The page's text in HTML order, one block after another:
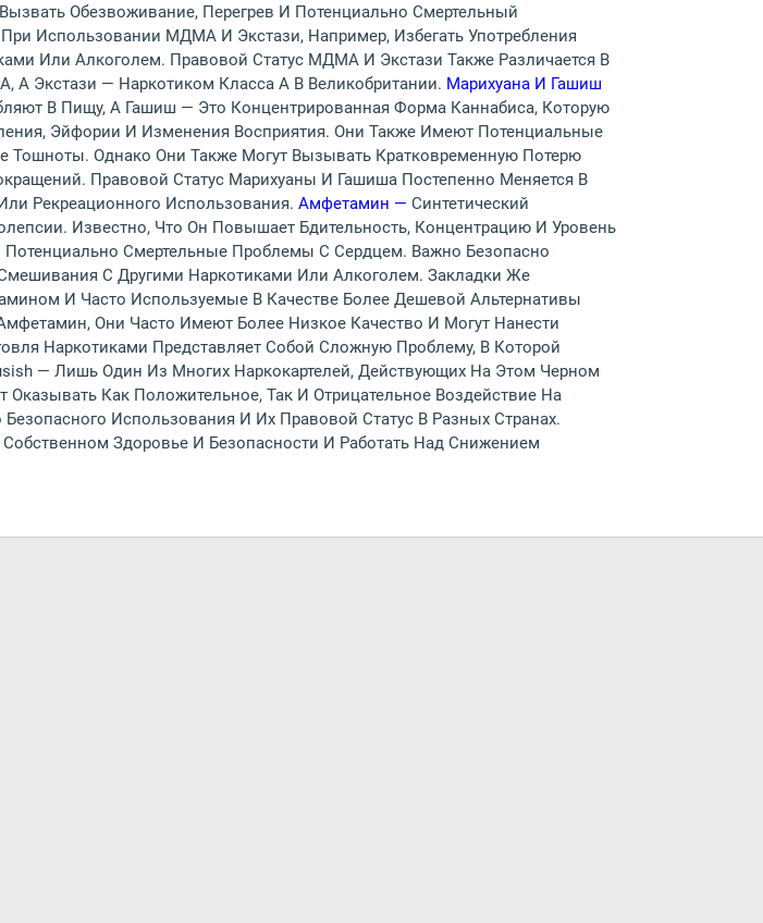
Обезвоживание, Перегрев И Потенциально Смертельный
Использовании МДМА И Экстази, Например, Избегать Употребления
Или Алкоголем. Правовой Статус МДМА И Экстази Также Различается В
Экстази — Наркотиком Класса А В Великобритании. Марихуана И Гашиш
В Пищу, А Гашиш — Это Концентрированная Форма Каннабиса, Которую
Эйфории И Изменения Восприятия. Они Также Имеют Потенциальные
Тошноты. Однако Они Также Могут Вызывать Кратковременную Потерю
Правовой Статус Марихуаны И Гашиша Постепенно Меняется В
Рекреационного Использования. Амфетамин — Синтетический
Известно, Что Он Повышает Бдительность, Концентрацию И Уровень
Смертельные Проблемы С Сердцем. Важно Безопасно
С Другими Наркотиками Или Алкоголем. Закладки Же
И Часто Используемые В Качестве Более Дешевой Альтернативы
Они Часто Имеют Более Низкое Качество И Могут Нанести
Наркотиками Представляет Собой Сложную Проблему, В Которой
— Лишь Один Из Многих Наркокартелей, Действующих На Этом Черном
Как Положительное, Так И Отрицательное Воздействие На
Использования И Их Правовой Статус В Разных Странах.
Здоровье И Безопасности И Работать Над Снижением